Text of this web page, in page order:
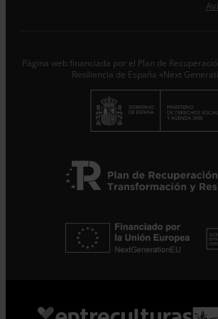
Responsable del tratamiento con la
Página web financiada por el Plan de
Resiliencia de España «Next